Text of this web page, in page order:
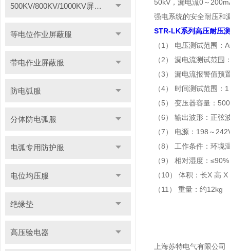
数显相序表 AGV刷
500KV/800KV/1000KV屏蔽服
等电位作业屏蔽服
带电作业屏蔽服
防电弧服
分体防电弧服
电弧专用防护服
电位均压服
绝缘垫
高压验电器
50kV，漏电流0～
强电系统的安全耐压和
STR-LK系列高压耐压
（1） 电压测试范围
（2） 漏电流测试范
（3） 漏电流报警值
（4） 时间测试范围：
（5） 变压器容量：
（6） 输出波形：正弦
（7） 电源：198～
（8） 工作条件：环境
（9） 相对湿度：
（10） 体积：长X 高
（11） 重量：约12kg
上海苏特电气有限公司